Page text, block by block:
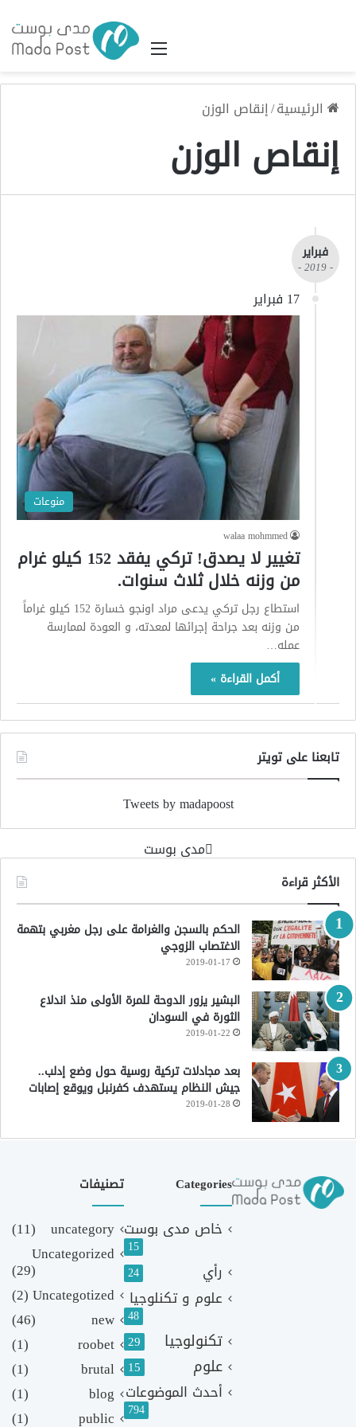
القائمة
الرئيسية/إنقاص الوزن
إنقاص الوزن
فبراير
- 2019 -
17 فبراير
منوعات
walaa mohmmed
تغيير لا يصدق! تركي يفقد 152 كيلو غرام
من وزنه خلال ثلاث سنوات.
استطاع رجل تركي يدعى مراد اونجو خسارة 152 كيلو غراماً
من وزنه بعد جراحة إجرائها لمعدته، و العودة لممارسة
عمله…
أكمل القراءة »
تابعنا على تويتر
Tweets by madapoost
‏مدى بوست‏
الأكثر قراءة
الحكم بالسجن والغرامة على رجل مغربي بتهمة
الاغتصاب الزوجي
2019-01-17
البشير يزور الدوحة للمرة الأولى منذ اندلاع
الثورة في السودان
2019-01-22
بعد مجادلات تركية روسية حول وضع إدلب..
جيش النظام يستهدف كفرنبل ويوقع إصابات
2019-01-28
Categories
خاص مدى بوست
15
رأي 24
علوم و تكنلوجيا
48
تكنولوجيا 29
علوم 15
أحدث الموضوعات
794
تصنيفات
uncategory
(11)
Uncategorized
(29)
Uncategotized
(2)
new
(46)
roobet
(1)
brutal
(1)
blog
(1)
public
(1)